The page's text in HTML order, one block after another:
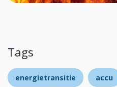
Tags
energietransitie accu